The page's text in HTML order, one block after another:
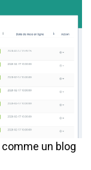
comme un blog